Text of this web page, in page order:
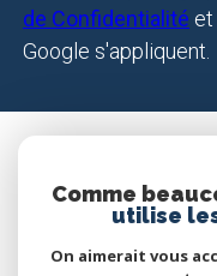
de Confidentialité et
Google s'appliquent.
SE
Comme
utilise
On aimerait vous